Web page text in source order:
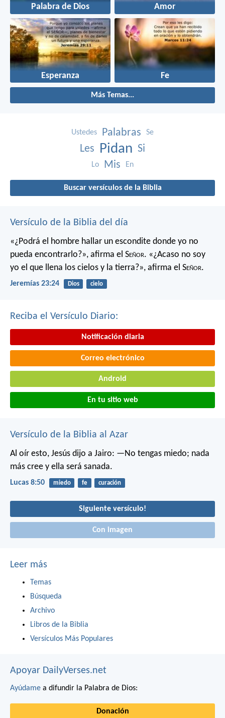
Palabra de Dios Amor
Esperanza Fe
Más Temas...
Ustedes Palabras Se
Les Pidan Si
Lo Mis En
Buscar versículos de la Biblia
Versículo de la Biblia del día
«¿Podrá el hombre hallar un escondite donde yo no
pueda encontrarlo?», afirma el Señor. «¿Acaso no soy
yo el que llena los cielos y la tierra?», afirma el Señor.
Jeremías 23:24 Dios cielo
Reciba el Versículo Diario:
Notificación diaria
Correo electrónico
Android
En tu sitio web
Versículo de la Biblia al Azar
Al oír esto, Jesús dijo a Jairo: —No tengas miedo; nada
más cree y ella será sanada.
Lucas 8:50 miedo fe curación
Siguiente versículo!
Con imagen
Leer más
Temas
Búsqueda
Archivo
Libros de la Biblia
Versículos Más Populares
Apoyar DailyVerses.net
Ayúdame a difundir la Palabra de Dios:
Donación